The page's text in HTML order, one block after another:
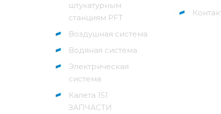
штукатурным
станциям PFT
Воздушная система
Водяная система
Электрическая
система
Калета 151
ЗАПЧАСТИ